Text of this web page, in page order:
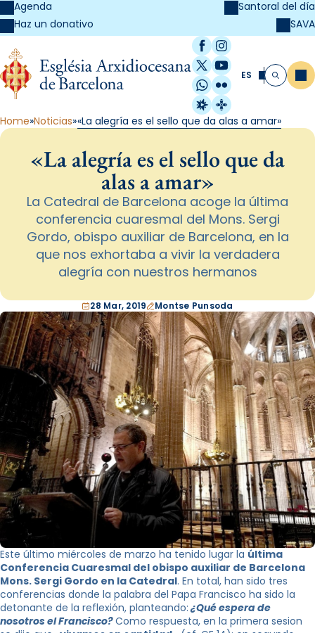
Agenda
Haz un donativo
Santoral del día
SAVA
Facebook
Instagram
X / Twitter
YouTube
WhatsApp
Flickr
Radio Estel
Catalunya
ES Buscar
Home Noticias «La alegría es el sello que da alas a amar»
«La alegría es el sello que da
alas a amar»
La Catedral de Barcelona acoge la última
conferencia cuaresmal del Mons. Sergi
Gordo, obispo auxiliar de Barcelona, en la
que nos exhortaba a vivir la verdadera
alegría con nuestros hermanos
28 Mar, 2019 Montse Punsoda
Este último miércoles de marzo ha tenido lugar la última
Conferencia Cuaresmal del obispo auxiliar de Barcelona
Mons. Sergi Gordo en la Catedral. En total, han sido tres
conferencias donde la palabra del Papa Francisco ha sido la
detonante de la reflexión, planteando:¿Qué espera de
nosotros el Francisco?Como respuesta, en la primera sesion